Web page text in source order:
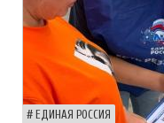
ЕДИНАЯ РОССИЯ